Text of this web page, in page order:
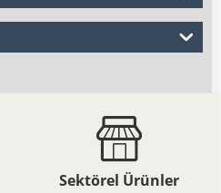
Sektörel Ürünler